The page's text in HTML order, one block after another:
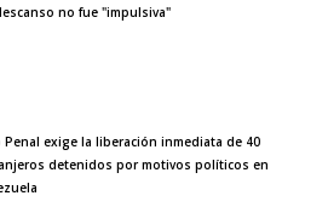
no fue "impulsiva"
Penal exige la liberación inmediata de 40
detenidos por motivos políticos en